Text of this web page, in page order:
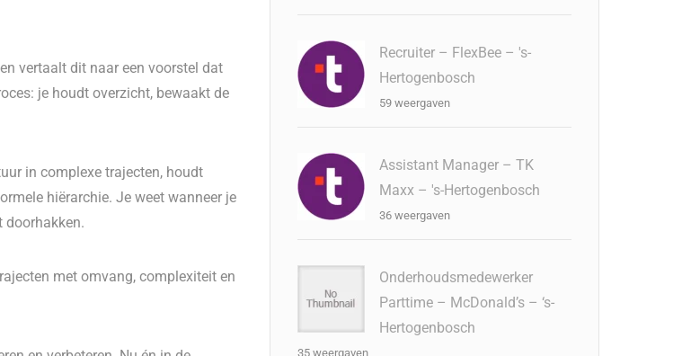
vertaalt dit naar een voorstel dat
je houdt overzicht, bewaakt de
in complexe trajecten, houdt
hiërarchie. Je weet wanneer je
doorhakken.
met omvang, complexiteit en
Recruiter – FlexBee – 's-
Hertogenbosch
59 weergaven
Assistant Manager – TK
Maxx – 's-Hertogenbosch
36 weergaven
Onderhoudsmedewerker
Parttime – McDonald’s – ‘s-
Hertogenbosch
35 weergaven